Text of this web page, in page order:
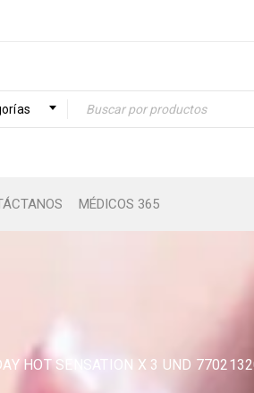
MÉDICOS 365
HOT SENSATION X 3 UND